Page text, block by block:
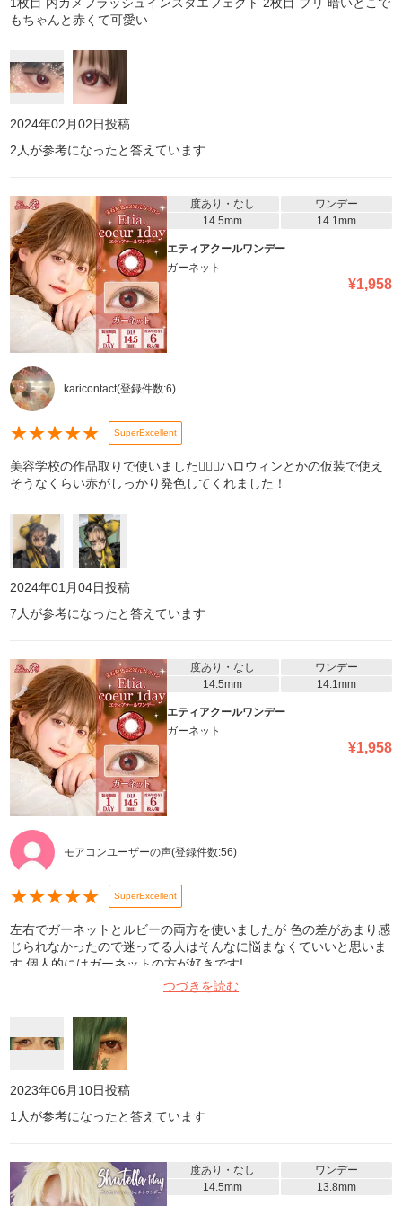
もちゃんと赤くて可愛い
2024年02月02日投稿
2 人が参考になったと答えています
度あり・なし
ワンデー
14.5mm
14.1mm
エティアクールワンデー
ガーネット
¥1,958
karicontact(登録件数:6)
★★★★★ SuperExcellent
美容学校の作品取りで使いました🙆🏻‍♀️ハロウィンとかの仮装で使え
そうなくらい赤がしっかり発色してくれました！
2024年01月04日投稿
7 人が参考になったと答えています
度あり・なし
ワンデー
14.5mm
14.1mm
エティアクールワンデー
ガーネット
¥1,958
モアコンユーザーの声(登録件数:56)
★★★★★ SuperExcellent
左右でガーネットとルビーの両方を使いましたが 色の差があまり感
じられなかったので迷ってる人はそんなに悩まなくていいと思いま
す 個人的にはガーネットの方が好きです!
つづきを読む
2023年06月10日投稿
1 人が参考になったと答えています
度あり・なし
ワンデー
14.5mm
13.8mm